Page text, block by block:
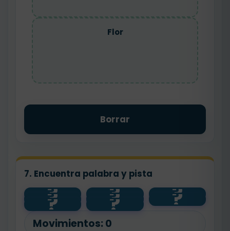
Flor
Borrar
7. Encuentra palabra y pista
?
flor ?
feliz ?
contento
?
bajo ?
panadero ?
alto
?
floristería ?
pan
Movimientos: 0